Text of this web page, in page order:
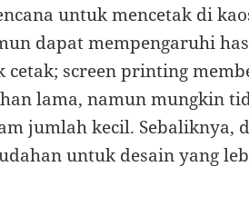
untuk mencetak di
dapat mempengaruhi
cetak; screen printing
lama, namun mungkin
jumlah kecil. Sebaliknya,
untuk desain yang